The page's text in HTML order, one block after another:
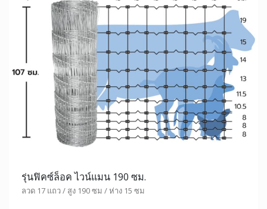
รุ่นฟิคซ์ล็อค ไวน์แมน 190 ซม.
ลวด 17 แถว / สูง 190 ซม / ห่าง 15 ซม